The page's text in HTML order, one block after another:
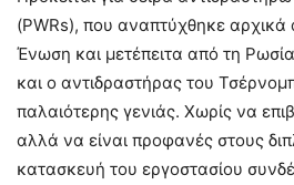
(PWRs), που αναπτύχθηκε αρχικά
Ένωση και μετέπειτα από τη
και ο αντιδραστήρας του
παλαιότερης γενιάς. Χωρίς να
αλλά να είναι προφανές στους
κατασκευή του εργοστασίου